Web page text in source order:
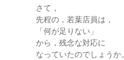
さて，
先程の，若葉店員は，
「何が足りない」
から，残念な対応に
なっていたのでしょうか。